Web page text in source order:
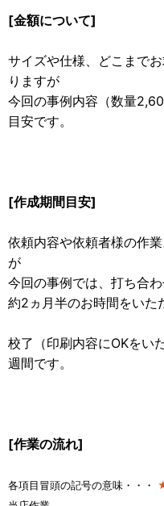
[金額について]
サイズや仕様、どこまで
りますが
今回の事例内容（数量
目安です。
[作成期間目安]
依頼内容や依頼者様の作
が
今回の事例では、打ち合
約2ヵ月半のお時間をいた
校了（印刷内容にOKをい
週間です。
[作業の流れ]
各項目冒頭の記号の意味・・・